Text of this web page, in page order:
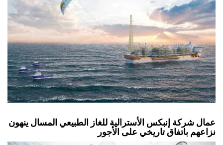
عمال شركة إنبكس الأسترالية للغاز الطبيعي المسال ينهون
نزاعهم باتفاق تاريخي على الأجور